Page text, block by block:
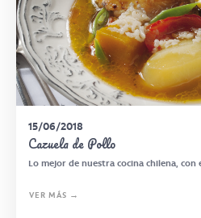
15/06/2018
Cazuela de Pollo
Lo mejor de nuestra cocina chilena, con
VER MÁS →